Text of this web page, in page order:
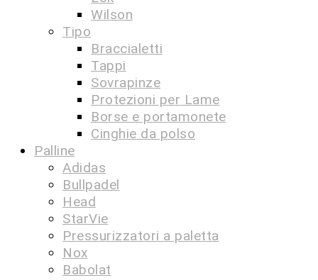
Wilson
Tipo
Braccialetti
Tappi
Sovrapinze
Protezioni per Lame
Borse e portamonete
Cinghie da polso
Palline
Adidas
Bullpadel
Head
StarVie
Pressurizzatori a paletta
Nox
Babolat